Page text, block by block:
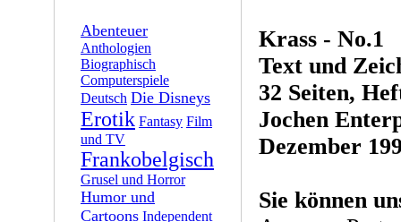
Abenteuer
Anthologien
Biographisch
Computerspiele
Deutsch Die Disneys
Erotik Fantasy Film
und TV
Frankobelgisch
Grusel und Horror
Humor und
Cartoons Independent
Krass - No.1
Text und
32 Seiten,
Jochen
Dezember
Sie können